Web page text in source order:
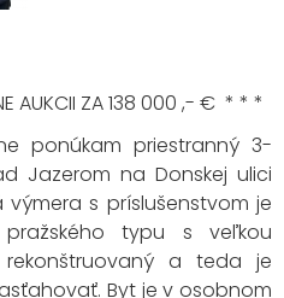
AUKCII ZA 138 000 ,- € * * *
ponúkam priestranný 3-
Jazerom na Donskej ulici
s príslušenstvom je
typu s veľkou
a teda je
Byt je v osobnom